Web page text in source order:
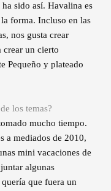
sido así. Havalina es
forma. Incluso en las
nos gusta crear
crear un cierto
Pequeño y plateado
los temas?
mucho tiempo.
a mediados de 2010,
mini vacaciones de
algunas
que fuera un